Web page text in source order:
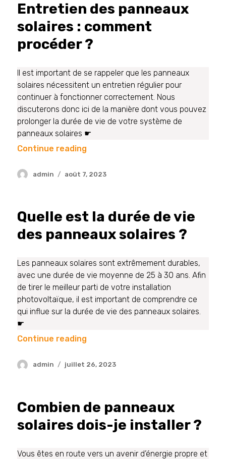
Entretien des panneaux
solaires : comment
procéder ?
Il est important de se rappeler que les panneaux
solaires nécessitent un entretien régulier pour
continuer à fonctionner correctement. Nous
discuterons donc ici de la manière dont vous pouvez
prolonger la durée de vie de votre système de
panneaux solaires ☛
Continue reading
admin août 7, 2023
Quelle est la durée de vie
des panneaux solaires ?
Les panneaux solaires sont extrêmement durables,
avec une durée de vie moyenne de 25 à 30 ans. Afin
de tirer le meilleur parti de votre installation
photovoltaïque, il est important de comprendre ce
qui influe sur la durée de vie des panneaux solaires.
☛
Continue reading
admin juillet 26, 2023
Combien de panneaux
solaires dois-je installer ?
Vous êtes en route vers un avenir d’énergie propre et